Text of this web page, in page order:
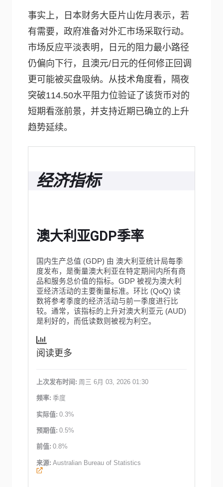
事实上，日本财务大臣片山佐月表示，若
有需要，政府准备对外汇市场采取行动。
市场反应平淡表明，日元的阻力最小路径
仍偏向下行，且澳元/日元的任何修正回调
更可能被买盘吸纳。从技术角度看，隔夜
突破114.50水平阻力位验证了该货币对的
短期看涨前景，并支持近期已确立的上升
趋势延续。
经济指标
澳大利亚GDP季率
国内生产总值 (GDP) 由 澳大利亚统计局每季
度发布，是衡量澳大利亚在特定期间内所有商
品和服务总价值的指标。GDP 被视为澳大利
亚经济活动的主要衡量标准。环比 (QoQ) 读
数将参考季度的经济活动与前一季度进行比
较。通常，该指标的上升对澳大利亚元 (AUD)
是利好的，而低读数则被视为利空。
阅读更多
上次发布时间: 周三 6月 03, 2026 01:30
频率: 季度
实际值: 0.3%
预期值: 0.5%
前值: 0.8%
来源: Australian Bureau of Statistics